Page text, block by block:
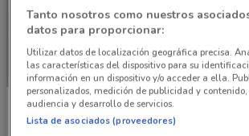
Julio
Tanto nosotros como nuestros
datos para proporcionar:
Utilizar datos de localización geográfica precisa.
las características del dispositivo para su
información en un dispositivo y/o acceder a ella.
personalizados, medición de publicidad y
audiencia y desarrollo de servicios.
Lista de asociados (proveedores)